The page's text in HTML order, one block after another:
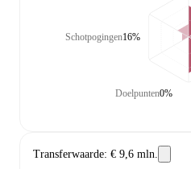
Schotpogingen16%
Doelpunten0%
Transferwaarde: € 9,6 mln.